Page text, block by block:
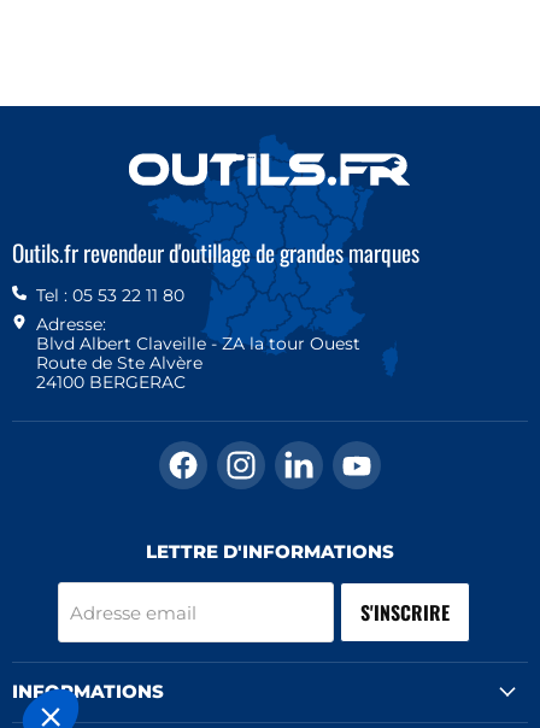
buse et le flexible avancent automatiquement dans la
canalisation. La buse de nettoyage de canalisations
propose un raccord R 1/8'' pour le raccordement au
flexible de nettoyage.
SPÉCIFICATIONS
DONNÉES TECHNIQUES
Diamètre (mm)
Taille de la buse 50
PRODUITS À LA GAMME
HD 5/11 P+
Outils.fr revendeur d'outillage de grandes marques
Tel : 05 53 22 11 80
Adresse:
Blvd Albert Claveille - ZA la tour Ouest
Route de Ste Alvère
24100 BERGERAC
Trouvez-
nous
Trouvez-
nous
Trouvez-
nous
LETTRE D'INFORMATIONS
Adresse email S'INSCRIRE
INFORMATIONS